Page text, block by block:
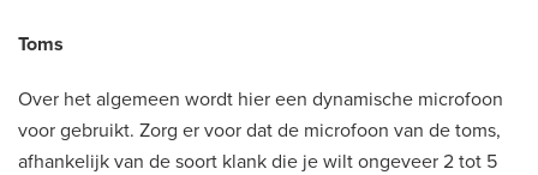
Toms
Over het algemeen wordt hier een dynamische microfoon
voor gebruikt. Zorg er voor dat de microfoon van de toms,
afhankelijk van de soort klank die je wilt ongeveer 2 tot 5